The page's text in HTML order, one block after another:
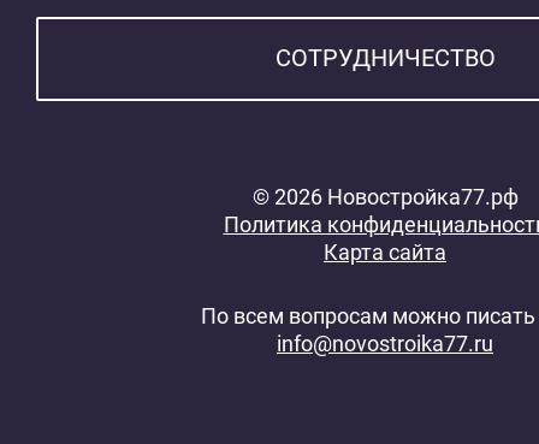
СОТРУДНИЧЕСТВО
© 2026 Новостройка77.рф
Политика
Карта сайта
По всем вопросам можно писать
info@novostroika77.ru